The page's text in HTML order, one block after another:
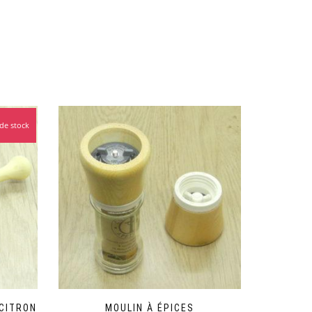
stock
MOULIN À ÉPICES